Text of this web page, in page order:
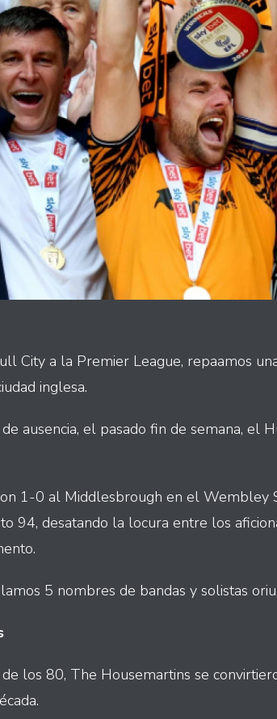
City a la Premier League, repaamos
inglesa.
ausencia, el pasado fin de semana, el
1-0 al Middlesbrough en el Wembley
94, desatando la locura entre los
5 nombres de bandas y solistas
los 80, The Housemartins se